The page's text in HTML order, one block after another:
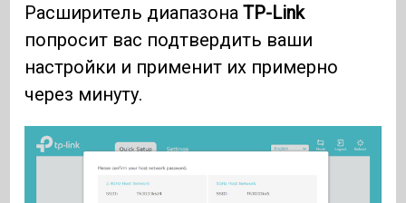
Расширитель диапазонаTP-Link
попросит вас подтвердить ваши
настройки и применит их примерно
через минуту.